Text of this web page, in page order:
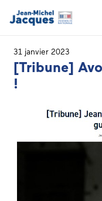
31 janvier 2023
[Tribune]
!